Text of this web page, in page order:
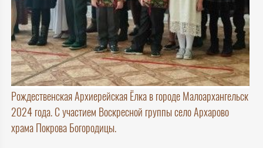
Рождественская Архиерейская Ёлка в городе Малоархангельск
2024 года. С участием Воскресной группы село Архарово
храма Покрова Богородицы.